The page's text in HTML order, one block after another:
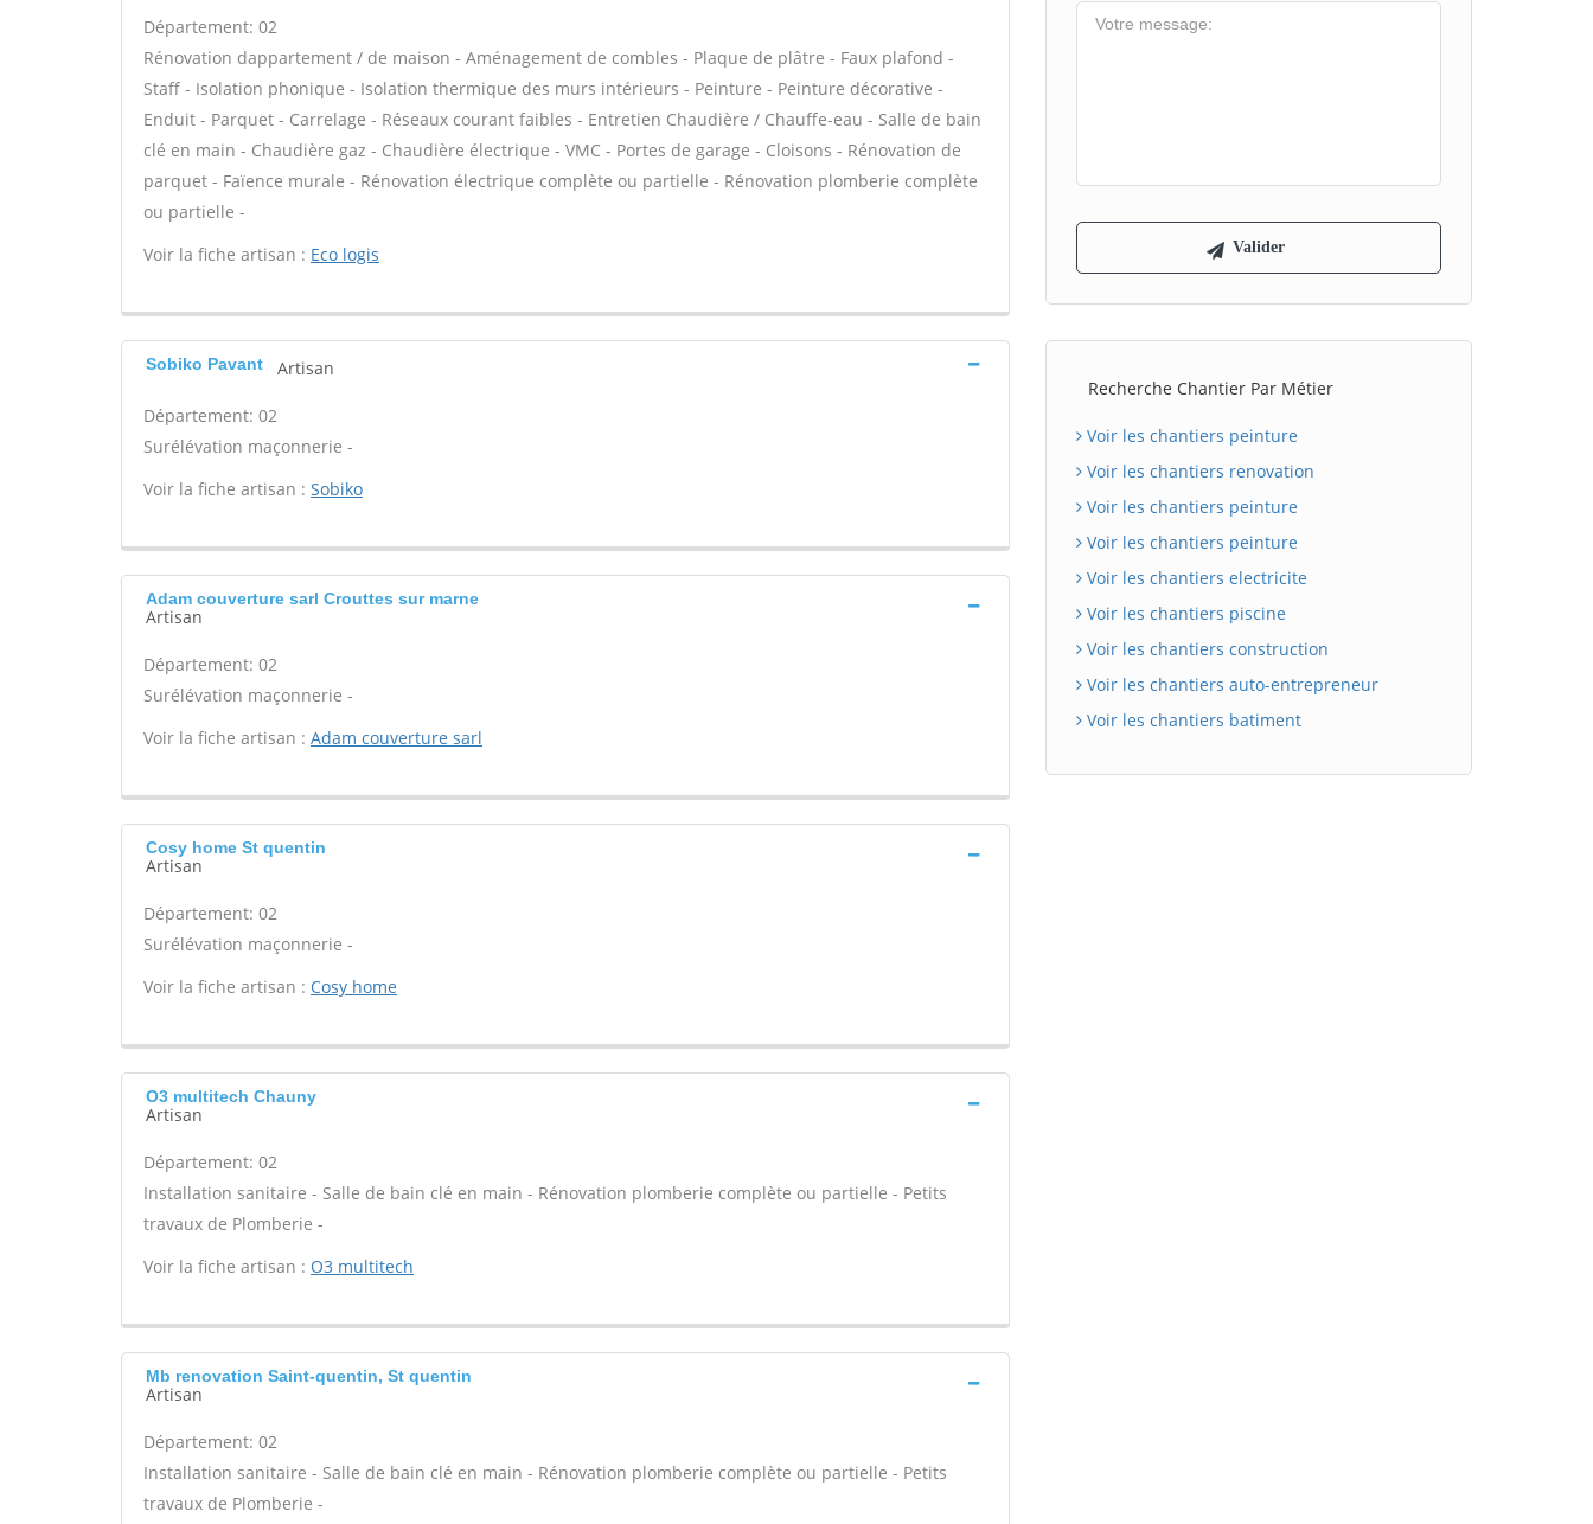
Département: 02
Rénovation dappartement / de maison - Aménagement de combles - Plaque de plâtre - Faux plafond -
Staff - Isolation phonique - Isolation thermique des murs intérieurs - Peinture - Peinture décorative -
Enduit - Parquet - Carrelage - Réseaux courant faibles - Entretien Chaudière / Chauffe-eau - Salle de bain
clé en main - Chaudière gaz - Chaudière électrique - VMC - Portes de garage - Cloisons - Rénovation de
parquet - Faïence murale - Rénovation électrique complète ou partielle - Rénovation plomberie complète
ou partielle -
Voir la fiche artisan : Eco logis
Sobiko Pavant Artisan
Département: 02
Surélévation maçonnerie -
Voir la fiche artisan : Sobiko
Adam couverture sarl Crouttes sur marne
Artisan
Département: 02
Surélévation maçonnerie -
Voir la fiche artisan : Adam couverture sarl
Cosy home St quentin
Artisan
Département: 02
Surélévation maçonnerie -
Voir la fiche artisan : Cosy home
O3 multitech Chauny
Artisan
Département: 02
Installation sanitaire - Salle de bain clé en main - Rénovation plomberie complète ou partielle - Petits
travaux de Plomberie -
Voir la fiche artisan : O3 multitech
Mb renovation Saint-quentin, St quentin
Artisan
Département: 02
Installation sanitaire - Salle de bain clé en main - Rénovation plomberie complète ou partielle - Petits
travaux de Plomberie -
Recherche Chantier Par Métier
Voir les chantiers peinture
Voir les chantiers renovation
Voir les chantiers peinture
Voir les chantiers peinture
Voir les chantiers electricite
Voir les chantiers piscine
Voir les chantiers construction
Voir les chantiers auto-entrepreneur
Voir les chantiers batiment